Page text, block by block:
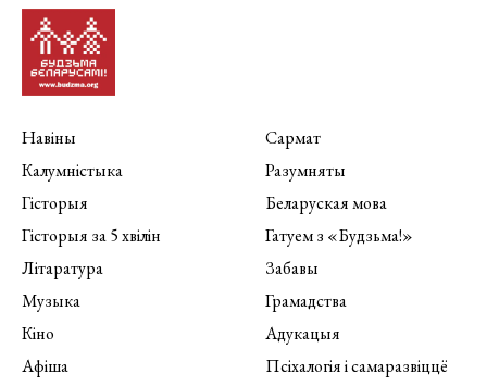
Навіны
Калумністыка
Гісторыя
Гісторыя за 5 хвілін
Літаратура
Музыка
Кіно
Афіша
Сармат
Разумняты
Беларуская мова
Гатуем з «Будзьма!»
Забавы
Грамадства
Адукацыя
Псіхалогія і самаразвіццё